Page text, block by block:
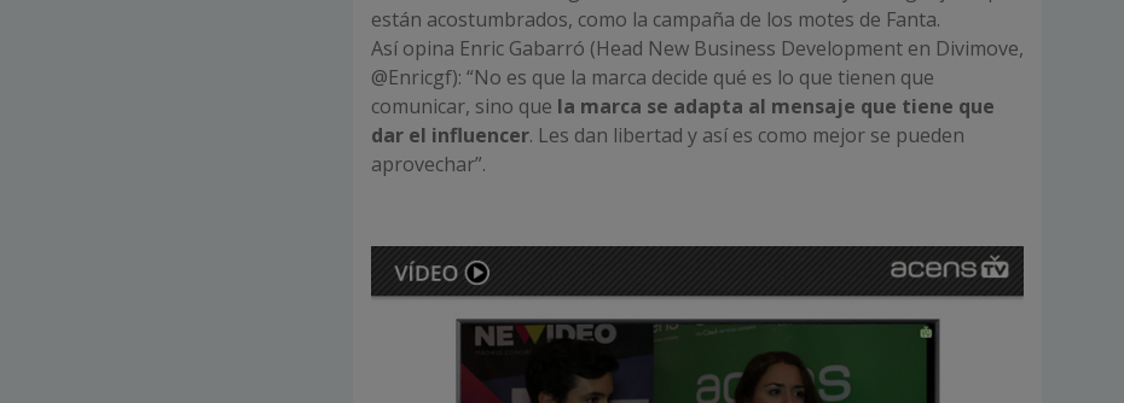
están acostumbrados, como la campaña de los motes de Fanta.
Así opina Enric Gabarró (Head New Business Development en Divimove,
@Enricgf): “No es que la marca decide qué es lo que tienen que
comunicar, sino que la marca se adapta al mensaje que tiene que
dar el influencer. Les dan libertad y así es como mejor se pueden
aprovechar”.